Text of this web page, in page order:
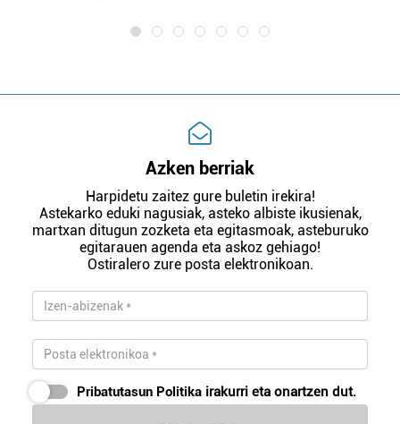
Azken berriak
Harpidetu zaitez gure buletin irekira!
Astekarko eduki nagusiak, asteko albiste ikusienak,
martxan ditugun zozketa eta egitasmoak, asteburuko
egitarauen agenda eta askoz gehiago!
Ostiralero zure posta elektronikoan.
Pribatutasun Politika irakurri eta onartzen dut.